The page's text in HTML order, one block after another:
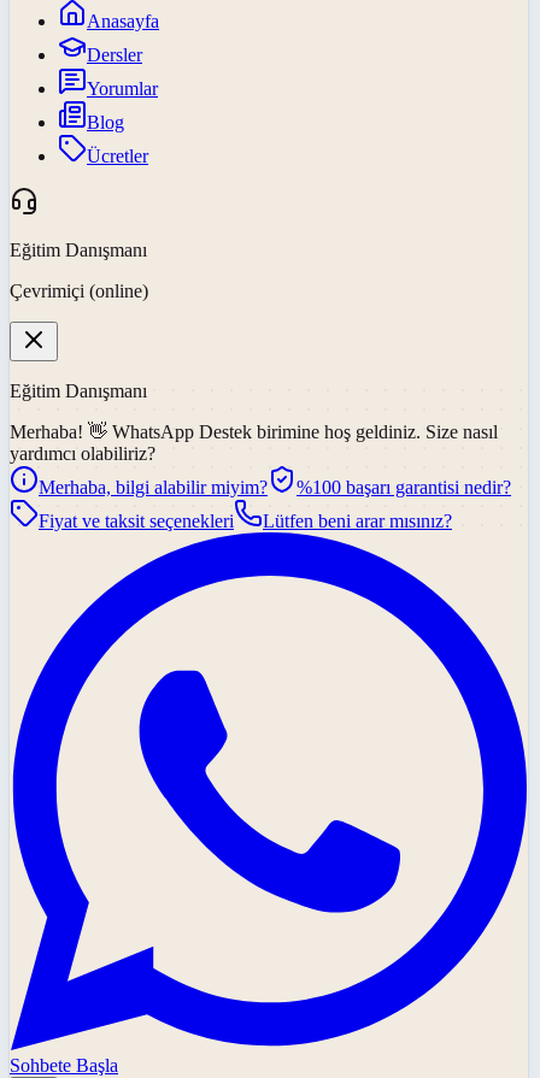
Anasayfa
Dersler
Yorumlar
Blog
Ücretler
Eğitim Danışmanı
Çevrimiçi (online)
Eğitim Danışmanı
Merhaba! 👋 WhatsApp Destek birimine hoş geldiniz. Size nasıl
yardımcı olabiliriz?
Merhaba, bilgi alabilir miyim?
%100 başarı garantisi nedir?
Fiyat ve taksit seçenekleri
Lütfen beni arar mısınız?
Sohbete Başla